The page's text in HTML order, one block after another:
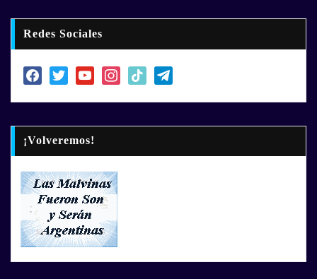
Redes Sociales
facebooktwitter youtubeinstagram
tiktok telegram
¡Volveremos!